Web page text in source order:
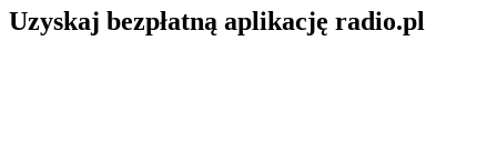
Uzyskaj bezpłatną aplikację radio.pl